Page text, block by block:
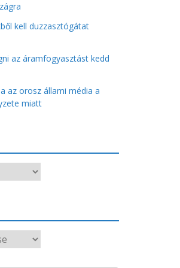
kell duzzasztógátat
az áramfogyasztást kedd
az orosz állami média a
miatt